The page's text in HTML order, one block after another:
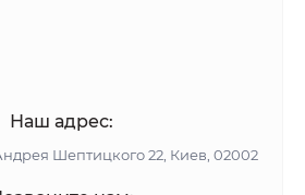
Наш адрес:
Шептицкого 22, Киев, 02002